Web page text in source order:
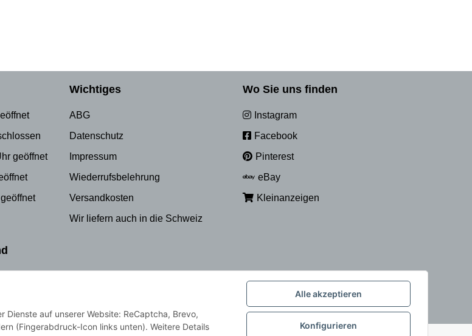
geöffnet
Wichtiges
ABG
Datenschutz
Impressum
Wiederrufsbelehrung
Versandkosten
Wir liefern auch in die Schweiz
Wo Sie uns finden
Instagram
Facebook
Pinterest
eBay
Kleinanzeigen
Alle akzeptieren
Konfigurieren
Dienste auf unserer Website: ReCaptcha, Brevo,
(Fingerabdruck-Icon links unten). Weitere Details